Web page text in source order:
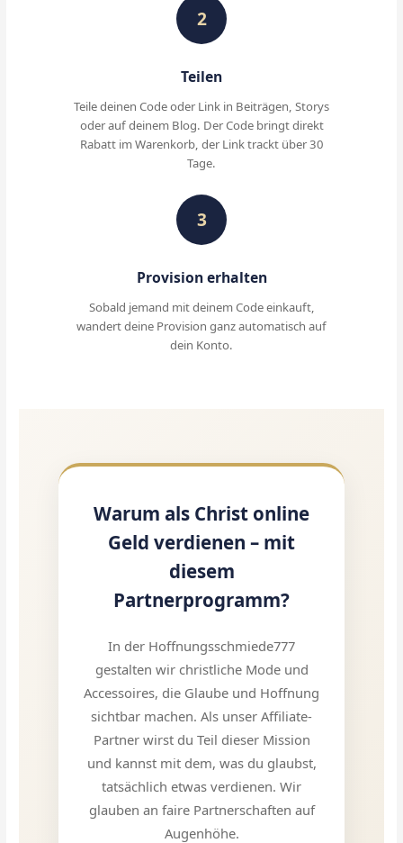
2
Teilen
Teile deinen Code oder Link in Beiträgen, Storys
oder auf deinem Blog. Der Code bringt direkt
Rabatt im Warenkorb, der Link trackt über 30
Tage.
3
Provision erhalten
Sobald jemand mit deinem Code einkauft,
wandert deine Provision ganz automatisch auf
dein Konto.
Warum als Christ online
Geld verdienen – mit
diesem
Partnerprogramm?
In der Hoffnungsschmiede777
gestalten wir christliche Mode und
Accessoires, die Glaube und Hoffnung
sichtbar machen. Als unser Affiliate-
Partner wirst du Teil dieser Mission
und kannst mit dem, was du glaubst,
tatsächlich etwas verdienen. Wir
glauben an faire Partnerschaften auf
Augenhöhe.